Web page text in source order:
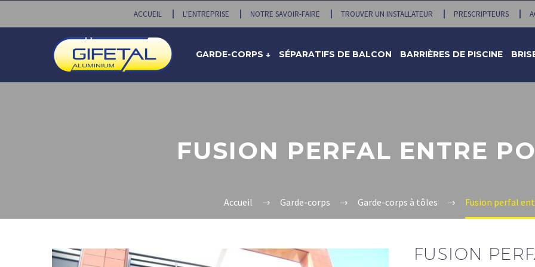
ACCUEIL L’ENTREPRISE NOTRE SAVOIR-FAIRE TROUVER UN INSTALLATEUR PRESCRIPTEURS
GARDE-CORPS ↓ SÉPARATIFS DE BALCON BARRIÈRES DE PISCINE
FUSION PERFAL ENTRE
Accueil Garde-corps Garde-corps à tôles Fusion perfal
FUSION